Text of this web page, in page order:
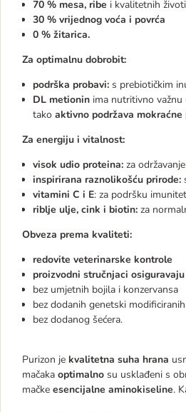
70 % mesa, ribe i kvalitetnih
30 % vrijednog voća i povrća
0 % žitarica.
Za optimalnu dobrobit:
podrška probavi: s prebiotičkim
DL metionin ima nutritivno važnu
tako aktivno podržava mokraćne
Za energiju i vitalnost:
visok udio proteina: za
inspirirana raznolikošću prirode:
vitamini C i E: za podršku
riblje ulje, cink i biotin: za
Obveza prema kvaliteti:
redovite veterinarske kontrole
proizvodni stručnjaci
bez umjetnih bojila i konzervansa
bez dodanih genetski
bez dodanog šećera.
Purizon je kvalitetna suha hrana
mačaka optimalno su usklađeni s
mačke esencijalne aminokiseline.